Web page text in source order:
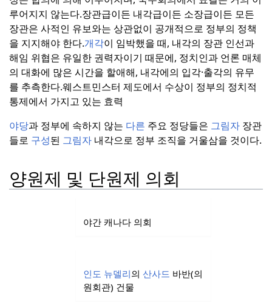
루어지지 않는다.장관급이든 내각급이든 소장급이든 모든
장관은 사적인 유보와는 상관없이 공개적으로 정부의 정책
을 지지해야 한다.개각이 임박했을 때, 내각의 장관 인선과
해임 위협은 유일한 권력자이기 때문에, 정치인과 언론 매체
의 대화에 많은 시간을 할애해, 내각에의 입각·출각의 유무
를 추측한다.웨스트민스터 제도에서 수상이 정부의 정치적
통제에서 가지고 있는 효력
야당과 정부에 속하지 않는 다른 주요 정당들은 그림자 장관
들로 구성된 그림자 내각으로 정부 조직을 거울삼을 것이다.
양원제 및 단원제 의회
야간 캐나다 의회
인도 뉴델리의 산사드 바반(의
원회관) 건물